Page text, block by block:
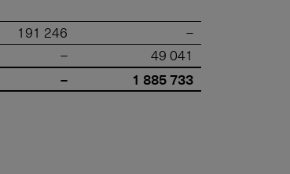
191 246
–
– 49 041
– 1 885 733